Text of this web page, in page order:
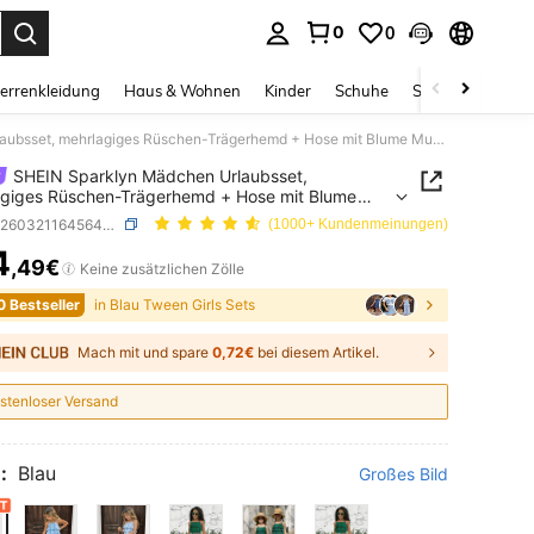
0 0
Haus & Wohnen Kinder Schuhe Schmuck &
SHEIN Sparklyn Mädchen Urlaubsset, mehrlagiges Rüschen-Trägerhemd + Hose mit Blume Muster, elegant, geeignet für täglichen Ausgang, Strandtrip, Fotoshooting
SHEIN Sparklyn Mädchen Urlaubsset,
Rüschen-Trägerhemd + Hose mit Blume
elegant, geeignet für täglichen Ausgang,
Fotoshooting
SKU: sk260321164564228583736 (1000+ Kundenmeinungen)
AND AVAILABILITY
,49€
Keine zusätzlichen Zölle
Bestseller
in Blau Tween Girls Sets
Mach mit und spare 0,72€ bei diesem Artikel.
Versand
Blau Großes Bild